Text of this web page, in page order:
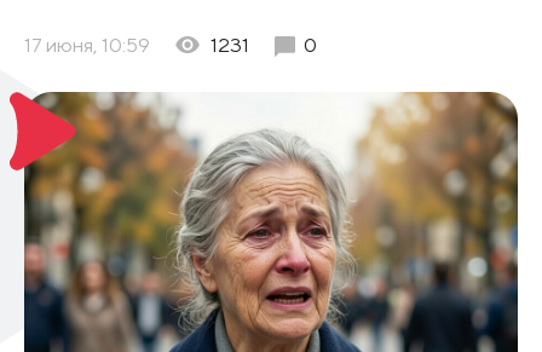
17 июня, 10:59 1231 0